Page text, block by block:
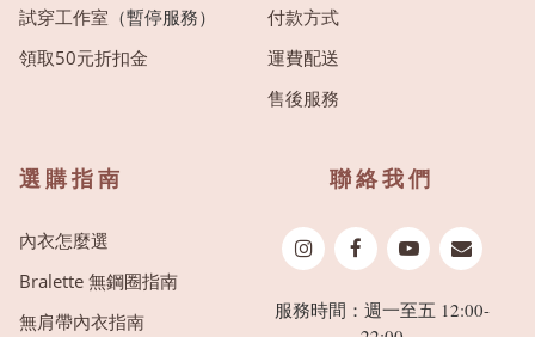
試穿工作室 （暫停服務）
領取50元折扣金
付款方式
運費配送
售後服務
選購指南
內衣怎麼選
Bralette 無鋼圈指南
無肩帶內衣指南
聯絡我們
服務時間：週一至五 12:00-